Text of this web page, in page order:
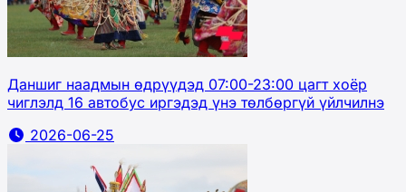
Даншиг наадмын өдрүүдэд 07:00-23:00 цагт хоёр
чиглэлд 16 автобус иргэдэд үнэ төлбөргүй үйлчилнэ
2026-06-25